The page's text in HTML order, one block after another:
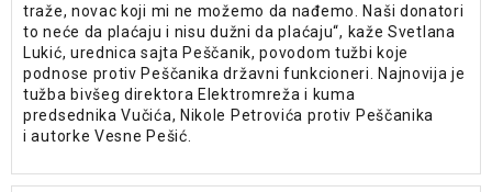
traže, novac koji mi ne možemo da nađemo. Naši donatori
to neće da plaćaju i nisu dužni da plaćaju“, kaže Svetlana
Lukić, urednica sajta Peščanik, povodom tužbi koje
podnose protiv Peščanika državni funkcioneri. Najnovija je
tužba bivšeg direktora Elektromreža i kuma
predsednika Vučića, Nikole Petrovića protiv Peščanika
i autorke Vesne Pešić.